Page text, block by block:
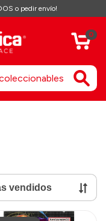
o pedir envío!
0